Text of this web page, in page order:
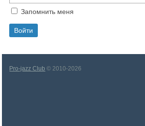
Запомнить меня
Pro-jazz Club © 2010-2026